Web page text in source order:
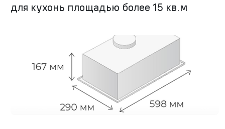
для кухонь площадью более 15 кв.м